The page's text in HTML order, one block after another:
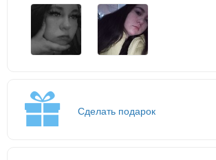
Сделать подарок